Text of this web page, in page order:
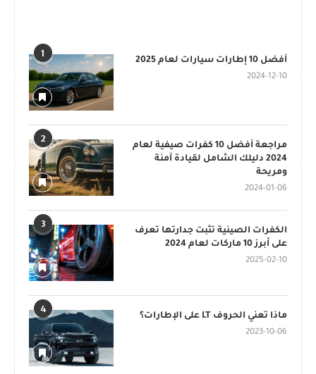
1
أفضل 10 إطارات سيارات لعام 2025
2024-12-10
2
مراجعة أفضل 10 كفرات صيفية لعام
2024 دليلك الشامل لقيادة آمنة
ومريحة
2024-01-06
3
الكفرات الصينية تثبت جدارتها تعرف
على أبرز 10 ماركات لعام 2024
2025-02-10
4
ماذا تعني الحروف LT على الإطارات؟
2023-10-06